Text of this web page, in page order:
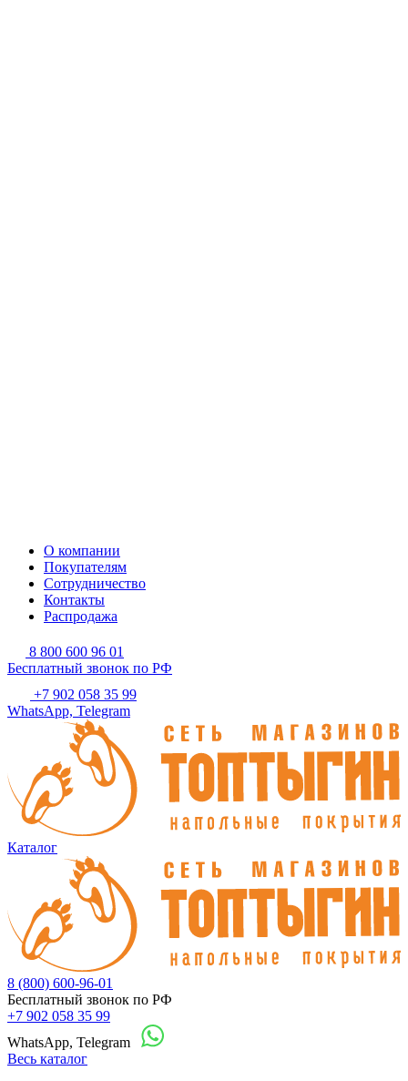
О компании
Покупателям
Сотрудничество
Контакты
Распродажа
8 800 600 96 01
Бесплатный звонок по РФ
+7 902 058 35 99
WhatsApp, Telegram
Каталог
8 (800) 600-96-01
Бесплатный звонок по РФ
+7 902 058 35 99
WhatsApp, Telegram
Весь каталог